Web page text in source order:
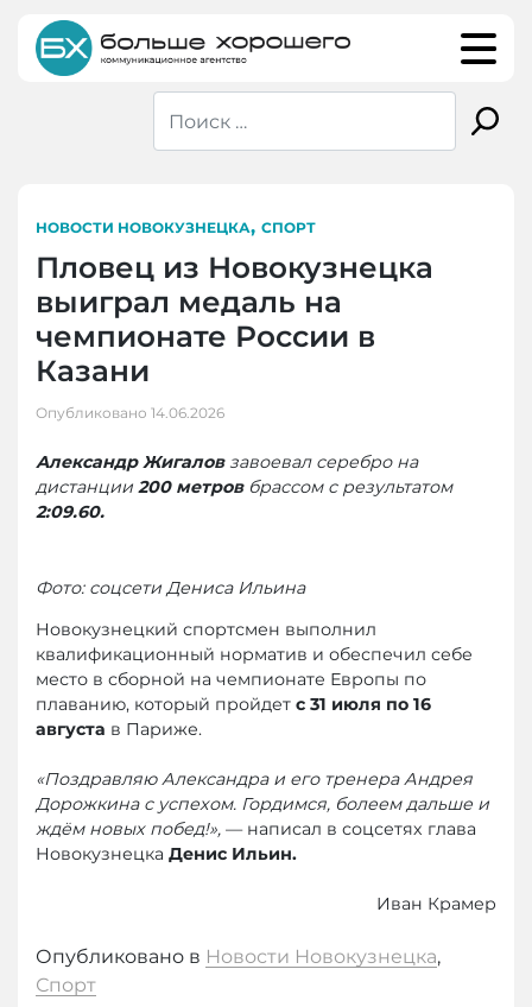
content
НОВОСТИ НОВОКУЗНЕЦКА, СПОРТ
Пловец из Новокузнецка
выиграл медаль на
чемпионате России в
Казани
Опубликовано 14.06.2026
Александр Жигалов завоевал серебро на
дистанции 200 метровбрассом с результатом
2:09.60.
Фото: соцсети Дениса Ильина
Новокузнецкий спортсмен выполнил
квалификационный норматив и обеспечил себе
место в сборной на чемпионате Европы по
плаванию, который пройдет с 31 июля по 16
августа в Париже.
«Поздравляю Александра и его тренера Андрея
Дорожкина с успехом. Гордимся, болеем дальше и
ждём новых побед!», — написал в соцсетях глава
Новокузнецка Денис Ильин.
Иван Крамер
Опубликовано в Новости Новокузнецка,
Спорт